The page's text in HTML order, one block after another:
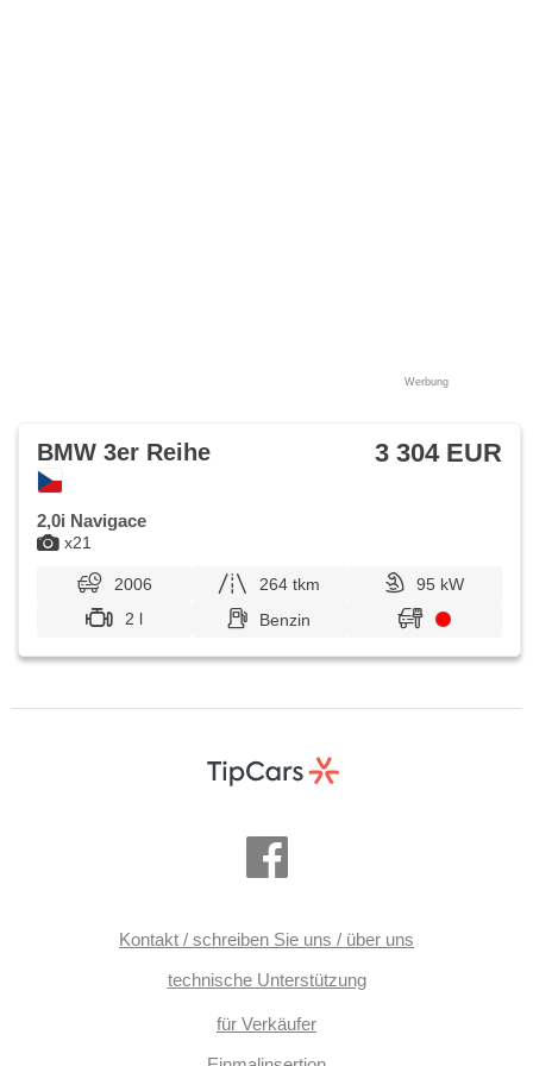
Werbung
x21
BMW 3er Reihe 3 304 EUR
2,0i Navigace
2006 264 tkm
95 kW
2 l
Benzin
Kontakt / schreiben Sie uns / über uns
technische Unterstützung
für Verkäufer